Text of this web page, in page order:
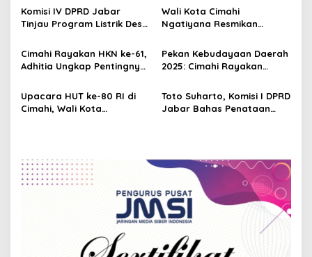
g
a
t
i
o
n
Jadi Investor Sekaligus
Dukung Pembangunan
Nasional
Inkubator Milik Pemda
Terbaik di Indonesia
Komisi IV DPRD Jabar
Tinjau Program Listrik Desa
Mampu di Cimahi
Wali Kota Cimahi
Ngatiyana Resmikan
Infrastruktur Strategis
Cimahi Rayakan HKN ke-61,
Adhitia Ungkap Pentingnya
Pekan Kebudayaan Daerah
2025: Cimahi Rayakan
Semangat Pelestarian
Upacara HUT ke-80 RI di
Cimahi, Wali Kota
Toto Suharto, Komisi I DPRD
Jabar Bahas Penataan